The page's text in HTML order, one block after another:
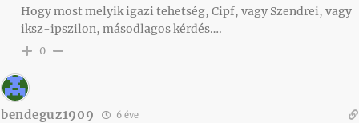
Hogy most melyik igazi tehetség, Cipf, vagy Szendrei, vagy
iksz-ipszilon, másodlagos kérdés….
0
bendeguz1909 6 éve